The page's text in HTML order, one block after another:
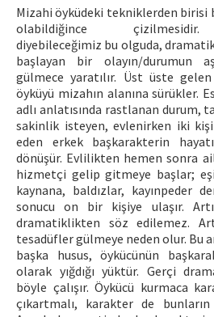
Mizahi öyküdeki tekniklerden birisi
olabildiğince
diyebileceğimiz bu olguda,
başlayan bir olayın/durumun
gülmece yaratılır. Üst üste
öyküyü mizahın alanına sürükler.
adlı anlatısında rastlanan durum,
sakinlik isteyen, evlenirken iki
eden erkek başkarakterin
dönüşür. Evlilikten hemen sonra
hizmetçi gelip gitmeye başlar;
kaynana, baldızlar, kayınpeder
sonucu on bir kişiye ulaşır.
dramatiklikten söz edilemez.
tesadüfler gülmeye neden olur. Bu
başka husus, öykücünün
olarak yığdığı yüktür. Gerçi
böyle çalışır. Öykücü kurmaca
çıkartmalı, karakter de